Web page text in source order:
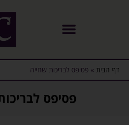
דף הבית » פסיפס לבריכות שחייה
פסיפס